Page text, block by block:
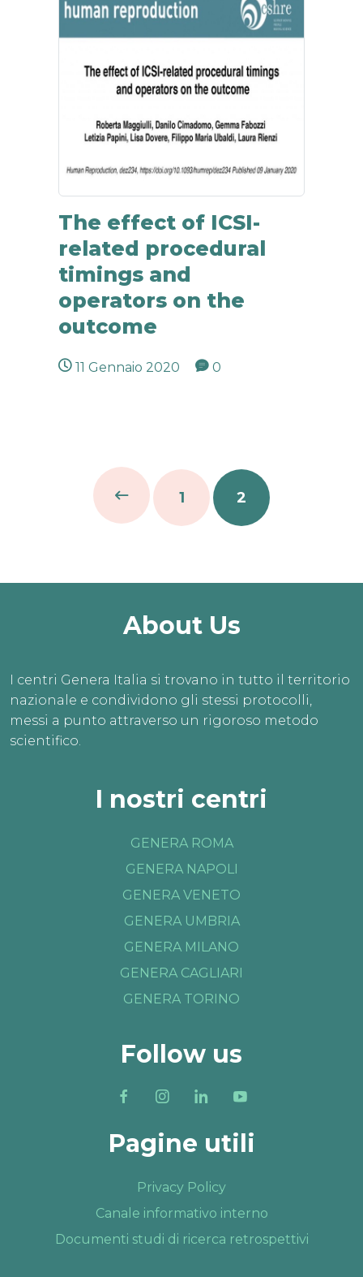
The effect of ICSI-
related procedural
timings and
operators on the
outcome
11 Gennaio 2020 0
1 2
About Us
I centri Genera Italia si trovano in tutto il territorio
nazionale e condividono gli stessi protocolli,
messi a punto attraverso un rigoroso metodo
scientifico.
I nostri centri
GENERA ROMA
GENERA NAPOLI
GENERA VENETO
GENERA UMBRIA
GENERA MILANO
GENERA CAGLIARI
GENERA TORINO
Follow us
Pagine utili
Privacy Policy
Canale informativo interno
Documenti studi di ricerca retrospettivi